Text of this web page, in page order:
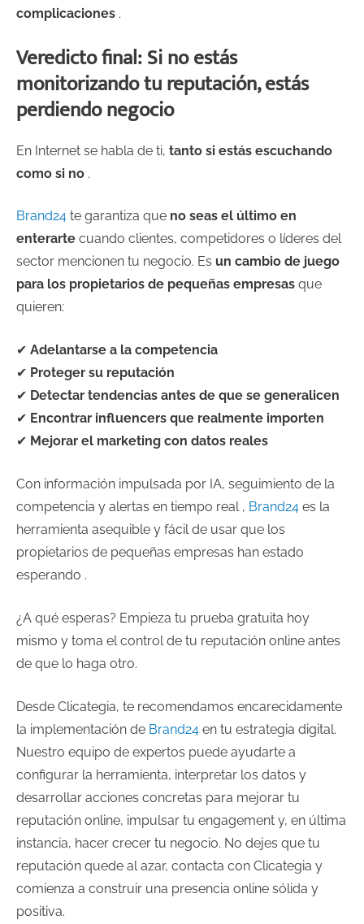
complicaciones .
Veredicto final: Si no estás
monitorizando tu reputación, estás
perdiendo negocio
En Internet se habla de ti, tanto si estás escuchando
como si no .
Brand24 te garantiza que no seas el último en
enterarte cuando clientes, competidores o líderes del
sector mencionen tu negocio. Es un cambio de juego
para los propietarios de pequeñas empresas que
quieren:
✔ Adelantarse a la competencia
✔ Proteger su reputación
✔ Detectar tendencias antes de que se generalicen
✔ Encontrar influencers que realmente importen
✔ Mejorar el marketing con datos reales
Con información impulsada por IA, seguimiento de la
competencia y alertas en tiempo real , Brand24 es la
herramienta asequible y fácil de usar que los
propietarios de pequeñas empresas han estado
esperando .
¿A qué esperas? Empieza tu prueba gratuita hoy
mismo y toma el control de tu reputación online antes
de que lo haga otro.
Desde Clicategia, te recomendamos encarecidamente
la implementación de Brand24 en tu estrategia digital.
Nuestro equipo de expertos puede ayudarte a
configurar la herramienta, interpretar los datos y
desarrollar acciones concretas para mejorar tu
reputación online, impulsar tu engagement y, en última
instancia, hacer crecer tu negocio. No dejes que tu
reputación quede al azar, contacta con Clicategia y
comienza a construir una presencia online sólida y
positiva.